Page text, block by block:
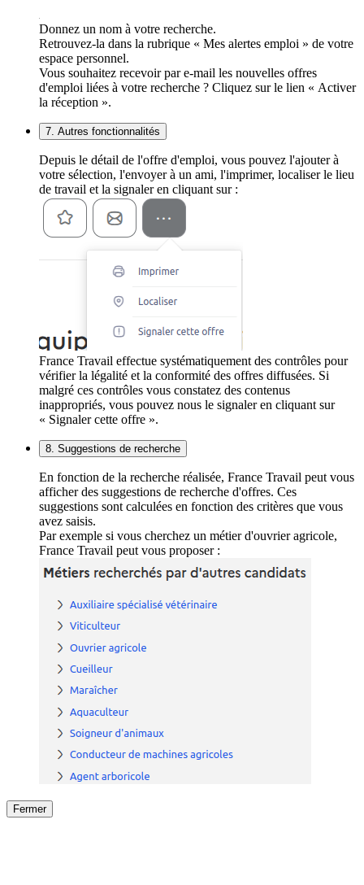
Donnez un nom à votre recherche.
Retrouvez-la dans la rubrique « Mes alertes emploi » de votre
espace personnel.
Vous souhaitez recevoir par e-mail les nouvelles offres
d'emploi liées à votre recherche ? Cliquez sur le lien « Activer
la réception ».
7. Autres fonctionnalités
Depuis le détail de l'offre d'emploi, vous pouvez l'ajouter à
votre sélection, l'envoyer à un ami, l'imprimer, localiser le lieu
de travail et la signaler en cliquant sur :
France Travail effectue systématiquement des contrôles pour
vérifier la légalité et la conformité des offres diffusées. Si
malgré ces contrôles vous constatez des contenus
inappropriés, vous pouvez nous le signaler en cliquant sur
« Signaler cette offre ».
8. Suggestions de recherche
En fonction de la recherche réalisée, France Travail peut vous
afficher des suggestions de recherche d'offres. Ces
suggestions sont calculées en fonction des critères que vous
avez saisis.
Par exemple si vous cherchez un métier d'ouvrier agricole,
France Travail peut vous proposer :
Fermer